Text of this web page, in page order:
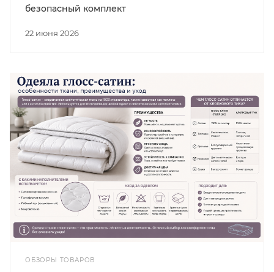
22 июня 2026
безопасный комплект
ОБЗОРЫ ТОВАРОВ